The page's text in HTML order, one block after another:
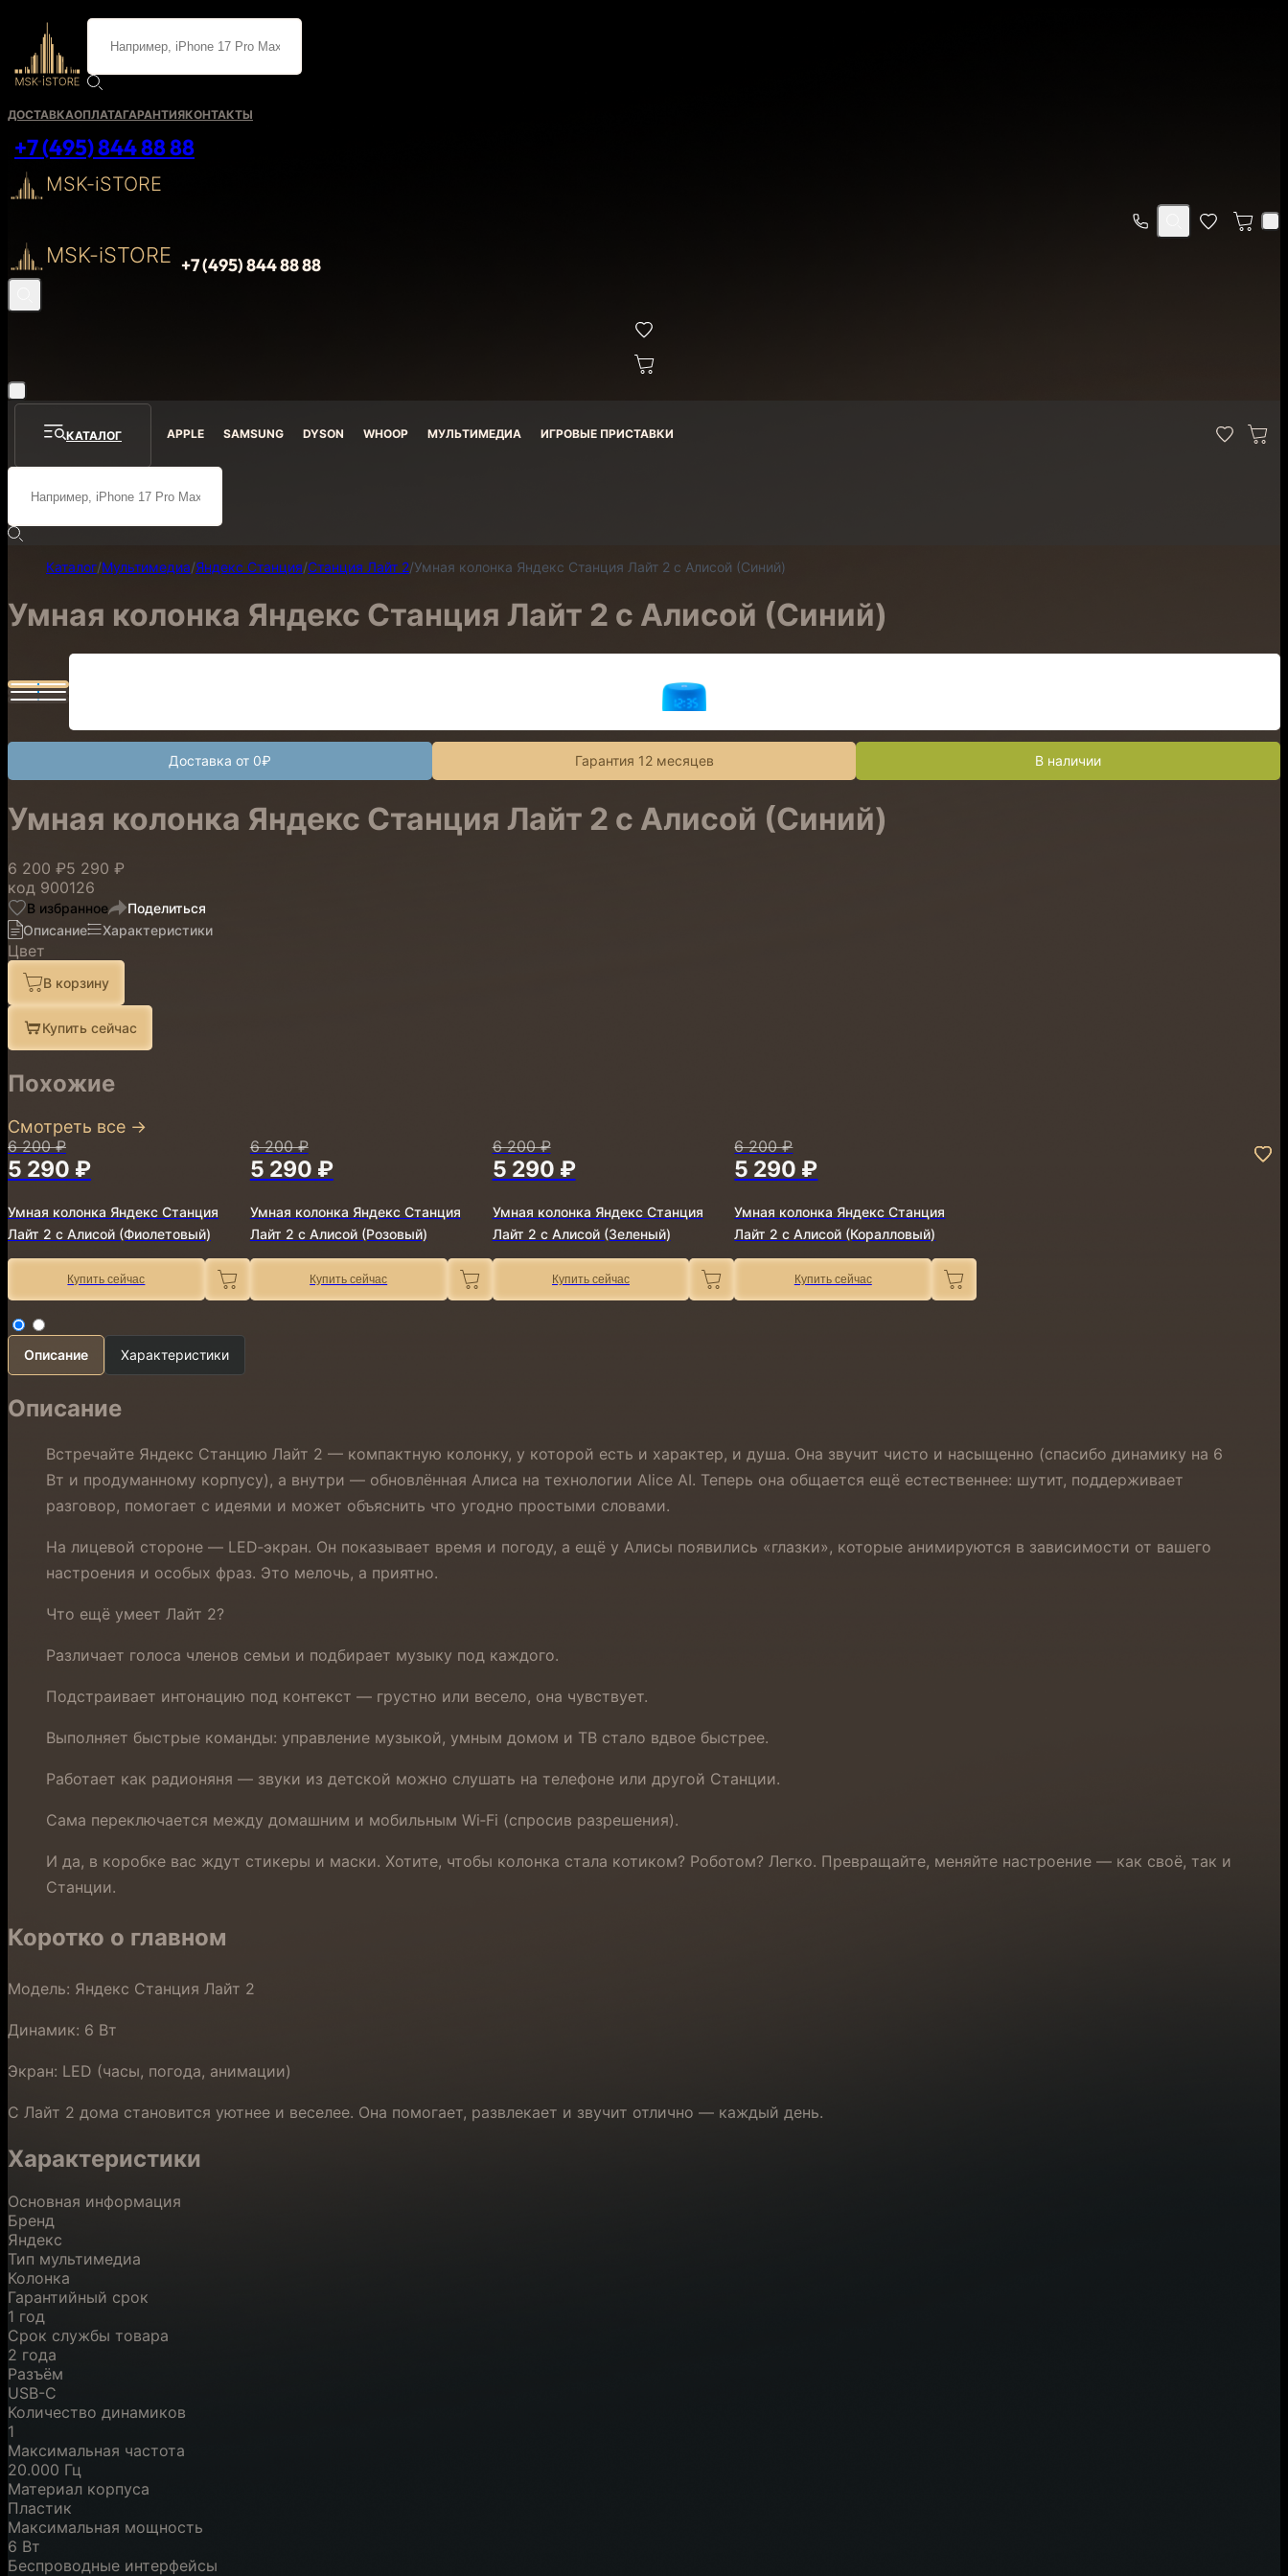
ДОСТАВКАОПЛАТАГАРАНТИЯКОНТАКТЫ
+7 (495) 844 88 88
MSK-iSTORE
MSK-iSTORE +7 (495) 844 88 88
КАТАЛОГ APPLE SAMSUNG DYSON WHOOP МУЛЬТИМЕДИА ИГРОВЫЕ ПРИСТАВКИ
Каталог/Мультимедиа/Яндекс Станция/Станция Лайт 2/Умная колонка Яндекс Станция Лайт 2 с Алисой (Синий)
Умная колонка Яндекс Станция Лайт 2 с Алисой (Синий)
Доставка от 0₽ Гарантия 12 месяцев В наличии
Умная колонка Яндекс Станция Лайт 2 с Алисой (Синий)
6 200 ₽5 290 ₽
код 900126
В избранное
Поделиться
Описание
Характеристики
Цвет
В корзину
Купить сейчас
Похожие
Смотреть все →
6 200 ₽
5 290 ₽
Умная колонка Яндекс Станция
Лайт 2 с Алисой (Фиолетовый)
Купить сейчас
6 200 ₽
5 290 ₽
Умная колонка Яндекс Станция
Лайт 2 с Алисой (Розовый)
Купить сейчас
6 200 ₽
5 290 ₽
Умная колонка Яндекс Станция
Лайт 2 с Алисой (Зеленый)
Купить сейчас
6 200 ₽
5 290 ₽
Умная колонка Яндекс Станция
Лайт 2 с Алисой (Коралловый)
Купить сейчас
Описание Характеристики
Описание
Встречайте Яндекс Станцию Лайт 2 — компактную колонку, у которой есть и характер, и душа. Она звучит чисто и насыщенно (спасибо динамику на 6
Вт и продуманному корпусу), а внутри — обновлённая Алиса на технологии Alice AI. Теперь она общается ещё естественнее: шутит, поддерживает
разговор, помогает с идеями и может объяснить что угодно простыми словами.
На лицевой стороне — LED‑экран. Он показывает время и погоду, а ещё у Алисы появились «глазки», которые анимируются в зависимости от вашего
настроения и особых фраз. Это мелочь, а приятно.
Что ещё умеет Лайт 2?
Различает голоса членов семьи и подбирает музыку под каждого.
Подстраивает интонацию под контекст — грустно или весело, она чувствует.
Выполняет быстрые команды: управление музыкой, умным домом и ТВ стало вдвое быстрее.
Работает как радионяня — звуки из детской можно слушать на телефоне или другой Станции.
Сама переключается между домашним и мобильным Wi‑Fi (спросив разрешения).
И да, в коробке вас ждут стикеры и маски. Хотите, чтобы колонка стала котиком? Роботом? Легко. Превращайте, меняйте настроение — как своё, так и
Станции.
Коротко о главном
Модель: Яндекс Станция Лайт 2
Динамик: 6 Вт
Экран: LED (часы, погода, анимации)
С Лайт 2 дома становится уютнее и веселее. Она помогает, развлекает и звучит отлично — каждый день.
Характеристики
Основная информация
Бренд
Яндекс
Тип мультимедиа
Колонка
Гарантийный срок
1 год
Срок службы товара
2 года
Разъём
USB-C
Количество динамиков
1
Максимальная частота
20.000 Гц
Материал корпуса
Пластик
Максимальная мощность
6 Вт
Беспроводные интерфейсы